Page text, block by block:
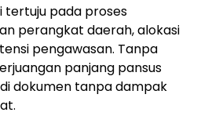
tertuju pada proses
perangkat daerah, alokasi
pengawasan. Tanpa
panjang pansus
dokumen tanpa dampak